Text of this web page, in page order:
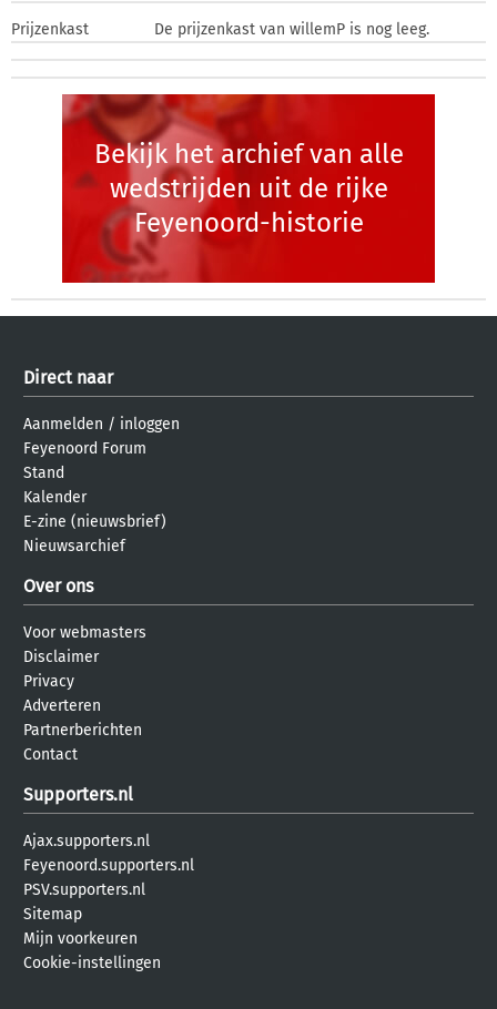
Prijzenkast De prijzenkast van willemP is nog leeg.
Bekijk het archief van alle
wedstrijden uit de rijke
Feyenoord-historie
Direct naar
Aanmelden / inloggen
Feyenoord Forum
Stand
Kalender
E-zine (nieuwsbrief)
Nieuwsarchief
Over ons
Voor webmasters
Disclaimer
Privacy
Adverteren
Partnerberichten
Contact
Supporters.nl
Ajax.supporters.nl
Feyenoord.supporters.nl
PSV.supporters.nl
Sitemap
Mijn voorkeuren
Cookie-instellingen